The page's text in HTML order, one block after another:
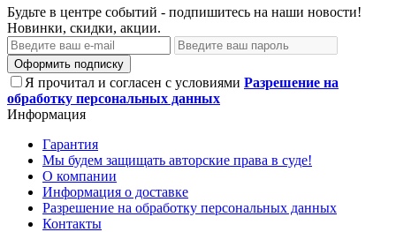
Будьте в центре событий - подпишитесь на наши новости!
Новинки, скидки, акции.
Оформить подписку
Я прочитал и согласен с условиями Разрешение на
обработку персональных данных
Информация
Гарантия
Мы будем защищать авторские права в суде!
О компании
Информация о доставке
Разрешение на обработку персональных данных
Контакты